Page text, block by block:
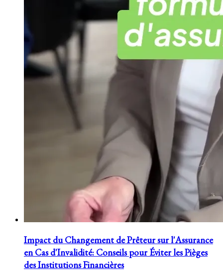
Impact du Changement de Prêteur sur l'Assurance
en Cas d'Invalidité: Conseils pour Éviter les Pièges
des Institutions Financières